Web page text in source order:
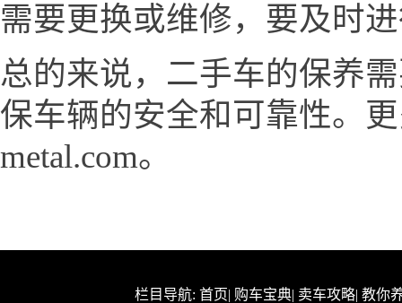
需要更换或维修，要及时
总的来说，二手车的保养
保车辆的安全和可靠性。
metal.com。
栏目导航: 首页| 购车宝典| 卖车攻略| 教你